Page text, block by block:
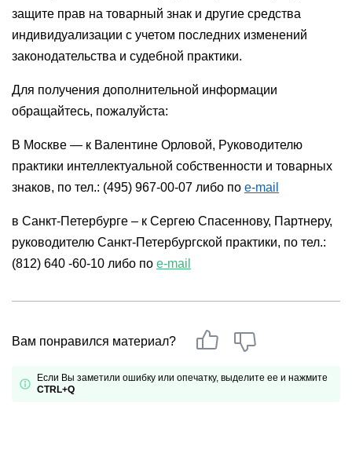
защите прав на товарный знак и другие средства
индивидуализации с учетом последних изменений
законодательства и судебной практики.
Для получения дополнительной информации
обращайтесь, пожалуйста:
В Москве — к Валентине Орловой, Руководителю
практики интеллектуальной собственности и товарных
знаков, по тел.: (495) 967-00-07 либо по e-mail
в Санкт-Петербурге – к Сергею Спасеннову, Партнеру,
руководителю Санкт-Петербургской практики, по тел.:
(812) 640 -60-10 либо по e-mail
Вам понравился материал?
Если Вы заметили ошибку или опечатку, выделите ее и нажмите
CTRL+Q